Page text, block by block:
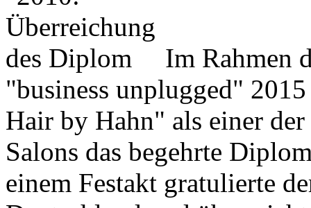
Im Rahmen
"business unplugged"
Hair by Hahn" als einer
Salons das begehrte
einem Festakt gratulierte